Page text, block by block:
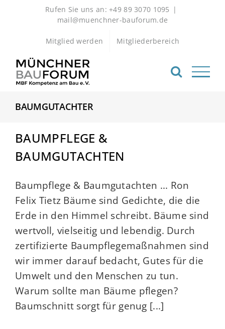
Rufen Sie uns an: +49 89 3070 1095 |
mail@muenchner-bauforum.de
Mitglied werden Mitgliederbereich
BAUMGUTACHTER
BAUMPFLEGE &
BAUMGUTACHTEN
Baumpflege & Baumgutachten ... Ron
Felix Tietz Bäume sind Gedichte, die die
Erde in den Himmel schreibt. Bäume sind
wertvoll, vielseitig und lebendig. Durch
zertifizierte Baumpflegemaßnahmen sind
wir immer darauf bedacht, Gutes für die
Umwelt und den Menschen zu tun.
Warum sollte man Bäume pflegen?
Baumschnitt sorgt für genug [...]